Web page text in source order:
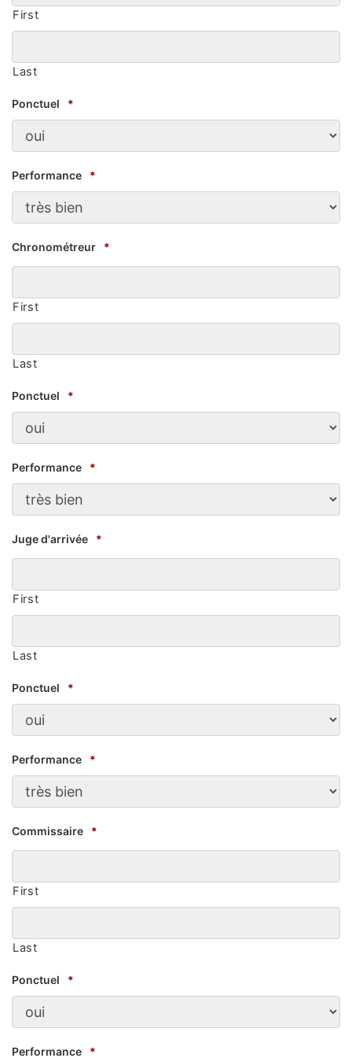
First
Last
Ponctuel *
Performance *
Chronométreur *
First
Last
Ponctuel *
Performance *
Juge d'arrivée *
First
Last
Ponctuel *
Performance *
Commissaire *
First
Last
Ponctuel *
Performance *